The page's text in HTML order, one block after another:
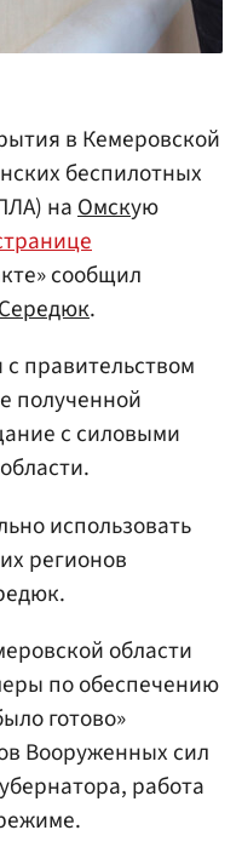
в Кемеровской
беспилотных
наОмскую
сообщил
.
с правительством
полученной
с силовыми
использовать
регионов
области
по обеспечению
готово»
Вооруженных сил
работа